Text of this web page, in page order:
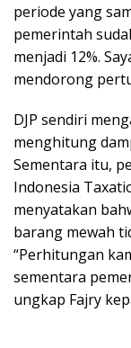
periode yang
pemerintah
menjadi 12%.
mendorong
DJP sendiri
menghitung
Sementara itu,
Indonesia
menyatakan
barang mewah
“Perhitungan
sementara
ungkap Fajry